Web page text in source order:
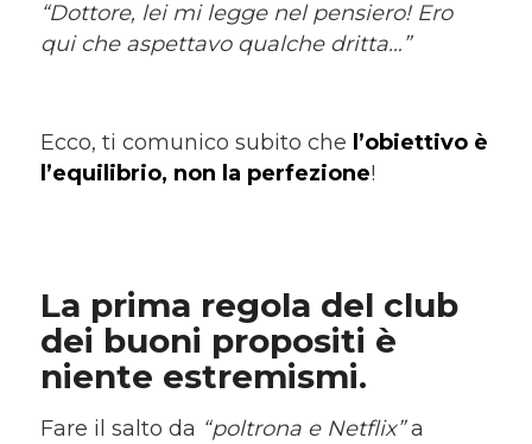
“Dottore, lei mi legge nel pensiero! Ero
qui che aspettavo qualche dritta…”
Ecco, ti comunico subito che l’obiettivo è
l’equilibrio, non la perfezione!
La prima regola del club
dei buoni propositi è
niente estremismi.
Fare il salto da “poltrona e Netflix”a